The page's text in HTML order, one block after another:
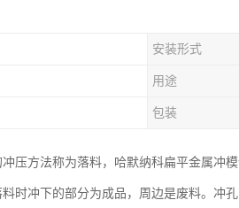
安装形式
用途
包装
压方法称为落料，哈默纳科扁平金属冲
时冲下的部分为成品，周边是废料。冲